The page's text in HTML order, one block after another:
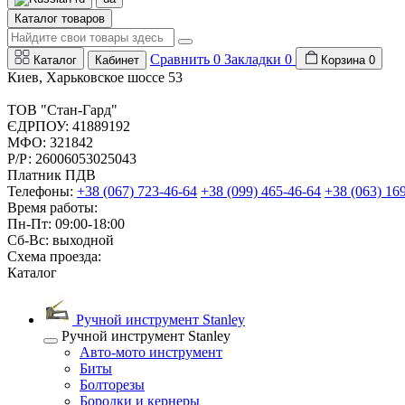
Каталог товаров
Каталог Кабинет Сравнить 0 Закладки 0 Корзина 0
Киев, Харьковское шоссе 53
ТОВ "Стан-Гард"
ЄДРПОУ: 41889192
МФО: 321842
Р/Р: 26006053025043
Платник ПДВ
Телефоны: +38 (067) 723-46-64 +38 (099) 465-46-64 +38 (063)
Время работы:
Пн-Пт: 09:00-18:00
Сб-Вс: выходной
Схема проезда:
Каталог
Ручной инструмент Stanley
Ручной инструмент Stanley
Авто-мото инструмент
Биты
Болторезы
Бородки и кернеры